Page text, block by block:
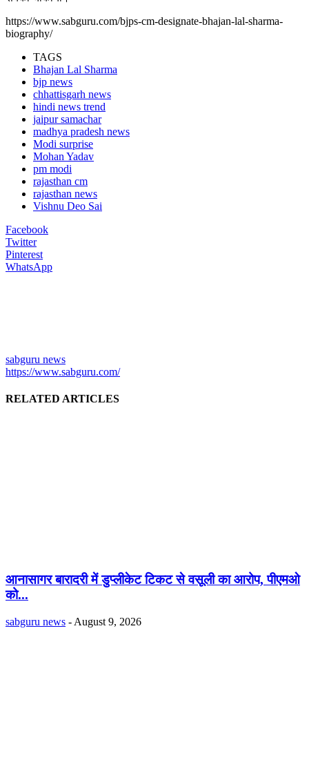
https://www.sabguru.com/bjps-cm-designate-bhajan-lal-sharma-
biography/
TAGS
Bhajan Lal Sharma
bjp news
chhattisgarh news
hindi news trend
jaipur samachar
madhya pradesh news
Modi surprise
Mohan Yadav
pm modi
rajasthan cm
rajasthan news
Vishnu Deo Sai
Facebook
Twitter
Pinterest
WhatsApp
sabguru news
https://www.sabguru.com/
RELATED ARTICLES
आनासागर बारादरी में डुप्लीकेट टिकट से वसूली का आरोप, पीएमओ
को...
sabguru news - August 9, 2026